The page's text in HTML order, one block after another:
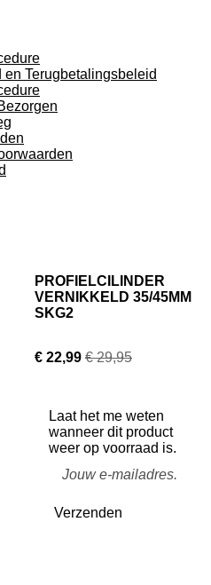
en Terugbetalingsbeleid
PROFIELCILINDER
VERNIKKELD 35/45MM
SKG2
€ 22,99 € 29,95
Laat het me weten
wanneer dit product
weer op voorraad is.
Verzenden